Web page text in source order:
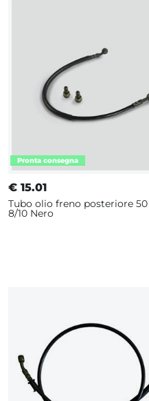
€ 15.01
Tubo olio freno posteriore
8/10 Nero